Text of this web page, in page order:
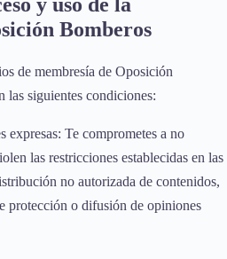
Bomberos
de membresía de Oposición
las siguientes condiciones:
Te comprometes a no
las restricciones establecidas en las
no autorizada de contenidos,
protección o difusión de opiniones